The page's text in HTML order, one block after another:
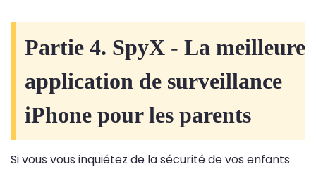
Partie 4. SpyX - La meilleure
application de surveillance
iPhone pour les parents
Si vous vous inquiétez de la sécurité de vos enfants